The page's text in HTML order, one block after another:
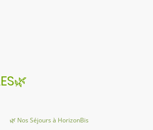
🌿 Nos Séjours à HorizonBis